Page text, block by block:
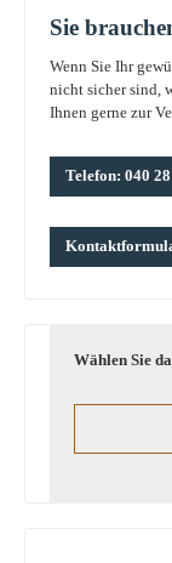
Sie
Wenn Sie Ihr
nicht sicher sind,
Ihnen gerne zur
Telefon: 040
Wählen Sie